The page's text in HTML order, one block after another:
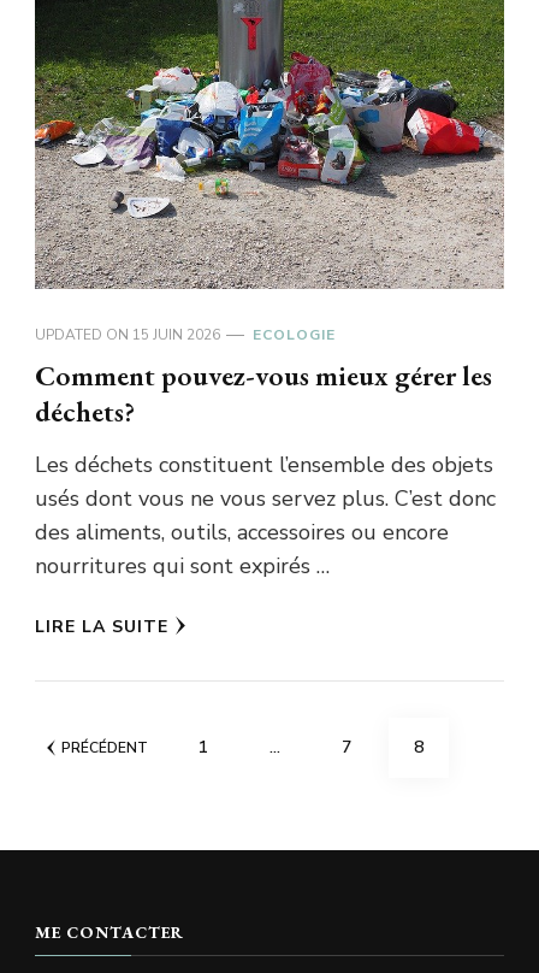
UPDATED ON 15 JUIN 2026 ECOLOGIE
Comment pouvez-vous mieux gérer les
déchets?
Les déchets constituent l’ensemble des objets
usés dont vous ne vous servez plus. C’est donc
des aliments, outils, accessoires ou encore
nourritures qui sont expirés …
LIRE LA SUITE
Pagination
PRÉCÉDENT PAGE
1 … PAGE
7 PAGE
8
ME CONTACTER